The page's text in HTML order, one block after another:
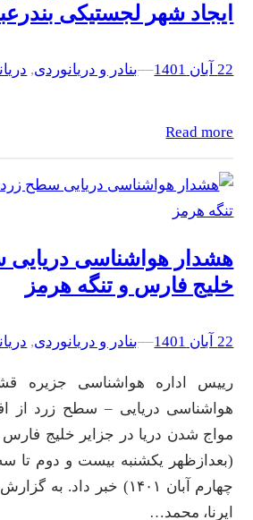
ایجاد شهر لجستیکی
22 آبان 1401 –
–بنادر و دریانوردی,
Read more
هشدار هواشناسی دریایی
خلیج فارس و تنگه هرمز
22 آبان 1401 –
–بنادر و دریانوردی,
رییس اداره هواشناسی جزیره
هواشناسی دریایی – سطح زرد از
مواج شدن دریا در جزایر خلیج
(بعدازظهر یکشنبه بیست و دوم
چهارم آبان ۱۴۰۱) خبر داد.
ایرنا، محمد…